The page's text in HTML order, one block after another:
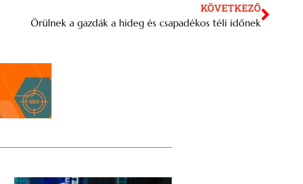
KÖVETKEZŐ
Örülnek a gazdák a hideg és csapadékos téli időnek